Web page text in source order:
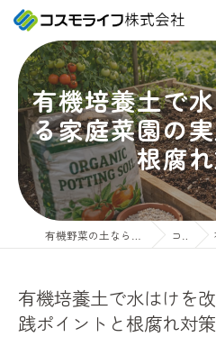
有機培養土で
る家庭菜園の
根腐
コラム
有機培養土で水はけを
践ポイントと根腐れ対策